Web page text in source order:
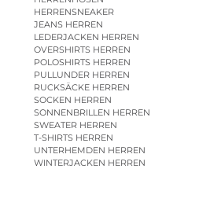
HERRENSNEAKER
JEANS HERREN
LEDERJACKEN HERREN
OVERSHIRTS HERREN
POLOSHIRTS HERREN
PULLUNDER HERREN
RUCKSÄCKE HERREN
SOCKEN HERREN
SONNENBRILLEN HERREN
SWEATER HERREN
T-SHIRTS HERREN
UNTERHEMDEN HERREN
WINTERJACKEN HERREN